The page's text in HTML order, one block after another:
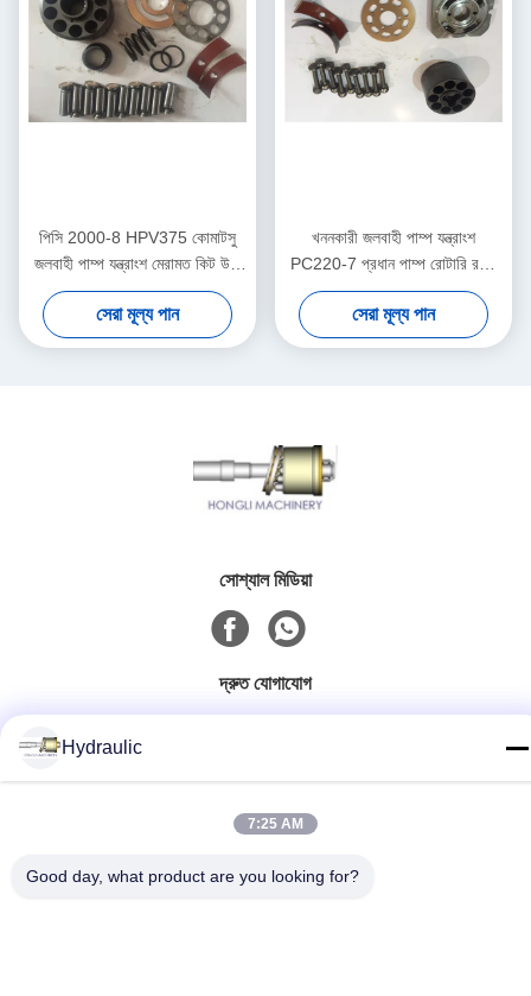
পিসি 2000-8 HPV375 কোমাটসু
জলবাহী পাম্প যন্ত্রাংশ মেরামত কিট উচ্চ
নির্ভরযোগ্য
সেরা মূল্য পান
খননকারী জলবাহী পাম্প যন্ত্রাংশ
PC220-7 প্রধান পাম্প রোটারি রটার
গ্রুপ সমর্থন
সেরা মূল্য পান
সোশ্যাল মিডিয়া
দ্রুত যোগাযোগ
ঠিকানা:
Hydraulic
7:25 AM
Good day, what product are you looking for?